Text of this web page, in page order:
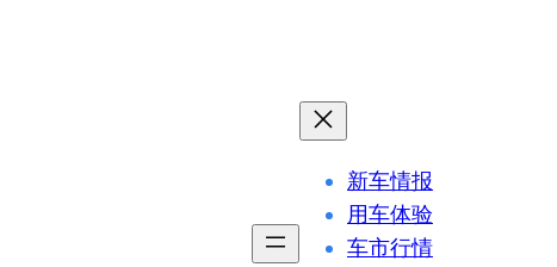
新车情报
用车体验
车市行情